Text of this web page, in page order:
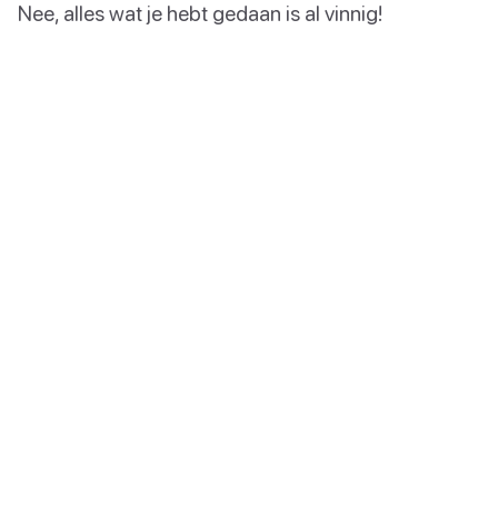
Nee, alles wat je hebt gedaan is al vinnig!